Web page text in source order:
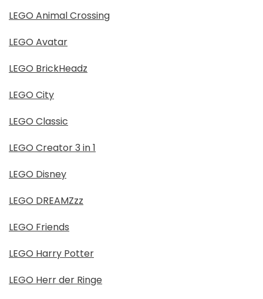
LEGO Animal Crossing
LEGO Avatar
LEGO BrickHeadz
LEGO City
LEGO Classic
LEGO Creator 3 in 1
LEGO Disney
LEGO DREAMZzz
LEGO Friends
LEGO Harry Potter
LEGO Herr der Ringe